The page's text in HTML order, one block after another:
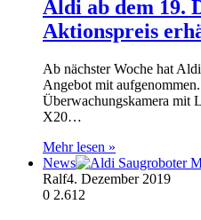
Aldi ab dem 19.
Aktionspreis
Ab nächster Woche hat
Angebot mit
Überwachungskamera mit
X20…
Mehr lesen »
News
Ralf4. Dezember 2019
0 2.612